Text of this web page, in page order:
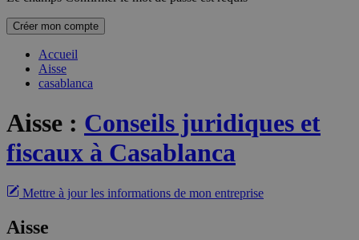
Créer mon compte
Accueil
Aisse
casablanca
Aisse : Conseils juridiques et
fiscaux à Casablanca
Mettre à jour les informations de mon entreprise
Aisse